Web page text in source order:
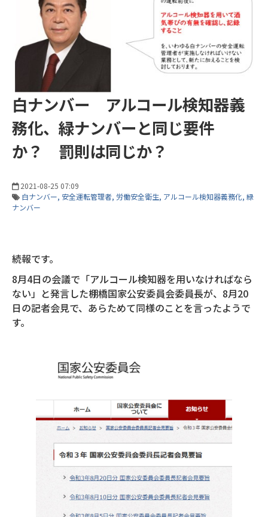
白ナンバー アルコール検知器義
務化、緑ナンバーと同じ要件
か？ 罰則は同じか？
2021-08-25 07:09
白ナンバー 安全運転管理者 労働安全衛生 アルコール検知器義務化 緑
ナンバー
続報です。
8月4日の会議で「アルコール検知器を用いなければなら
ない」と発言した棚橋国家公安委員会委員長が、8月20
日の記者会見で、あらためて同様のことを言ったようで
す。